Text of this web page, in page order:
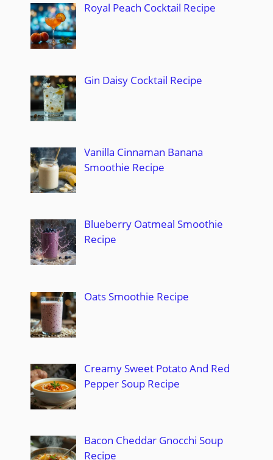
Royal Peach Cocktail Recipe
Gin Daisy Cocktail Recipe
Vanilla Cinnaman Banana
Smoothie Recipe
Blueberry Oatmeal Smoothie
Recipe
Oats Smoothie Recipe
Creamy Sweet Potato And Red
Pepper Soup Recipe
Bacon Cheddar Gnocchi Soup
Recipe